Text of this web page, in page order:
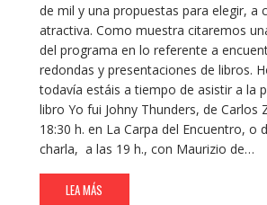
de mil y una propuestas para elegir, a
atractiva. Como muestra citaremos
del programa en lo referente a
redondas y presentaciones de libros.
todavía estáis a tiempo de asistir a la
libro Yo fui Johny Thunders, de Carlos
18:30 h. en La Carpa del Encuentro, o
charla, a las 19 h., con Maurizio de…
LEA MÁS